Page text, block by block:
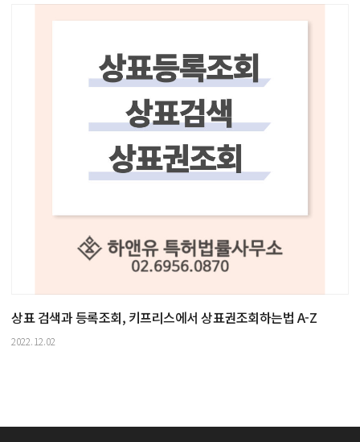
상표 검색과 등록조회, 키프리스에서 상표권조회하는법 A-Z
2022.12.02